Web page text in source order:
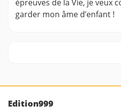
épreuves de la Vie, je veux
garder mon âme d’enfant !
Edition999